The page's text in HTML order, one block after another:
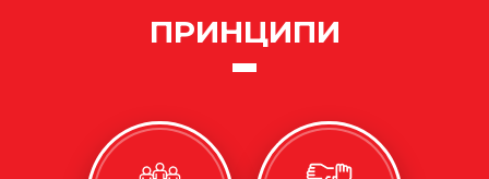
ПРИНЦИПИ